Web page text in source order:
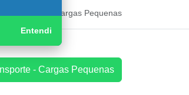
Transporte - Cargas Pequenas
- Cargas Pequenas
Entendi